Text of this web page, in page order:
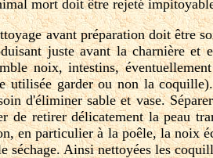
mort doit être rejeté
avant préparation doit être
juste avant la charnière et
noix, intestins,
utilisée garder ou non la
d'éliminer sable et vase.
de retirer délicatement la peau
en particulier à la poêle, la noix
séchage. Ainsi nettoyées les